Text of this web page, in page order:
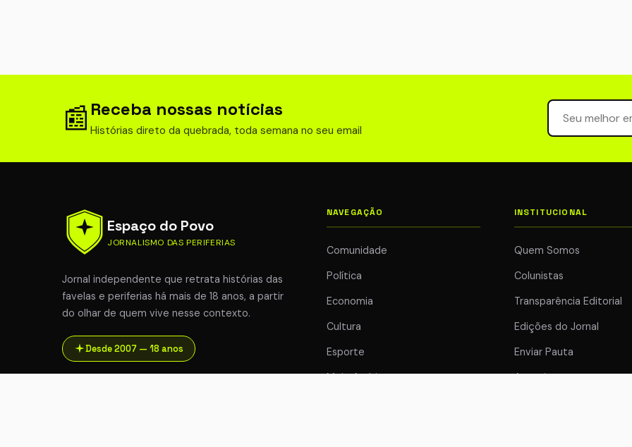
📰 Receba nossas notícias
Histórias direto da quebrada, toda semana no seu email
Seu email para
Espaço do Povo
JORNALISMO DAS PERIFERIAS
Jornal independente que retrata histórias das
favelas e periferias há mais de 18 anos, a partir
do olhar de quem vive nesse contexto.
Desde 2007 — 18 anos
NAVEGAÇÃO
Comunidade
Política
Economia
Cultura
Esporte
Meio Ambiente
INSTITUCIONAL
Quem Somos
Colunistas
Transparência Editorial
Edições do Jornal
Enviar Pauta
Anuncie